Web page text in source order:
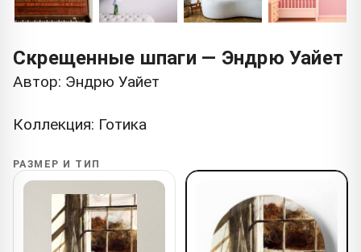
Скрещенные шпаги — Эндрю Уайет
Автор: Эндрю Уайет
Коллекция: Готика
РАЗМЕР И ТИП